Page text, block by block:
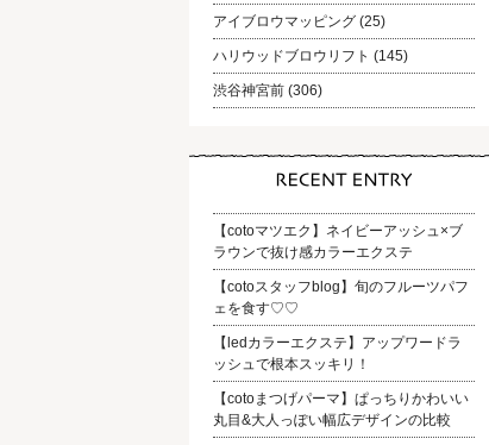
アイブロウマッピング (25)
ハリウッドブロウリフト (145)
渋谷神宮前 (306)
【cotoマツエク】ネイビーアッシュ×ブ
ラウンで抜け感カラーエクステ
【cotoスタッフblog】旬のフルーツパフ
ェを食す♡♡
【ledカラーエクステ】アップワードラ
ッシュで根本スッキリ！
【cotoまつげパーマ】ぱっちりかわいい
丸目&大人っぽい幅広デザインの比較